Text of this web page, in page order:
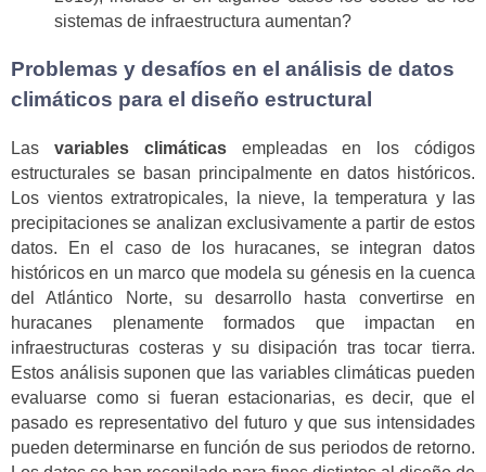
sistemas de infraestructura aumentan?
Problemas y desafíos en el análisis de datos
climáticos para el diseño estructural
Las variables climáticasempleadas en los códigos
estructurales se basan principalmente en datos históricos.
Los vientos extratropicales, la nieve, la temperatura y las
precipitaciones se analizan exclusivamente a partir de estos
datos. En el caso de los huracanes, se integran datos
históricos en un marco que modela su génesis en la cuenca
del Atlántico Norte, su desarrollo hasta convertirse en
huracanes plenamente formados que impactan en
infraestructuras costeras y su disipación tras tocar tierra.
Estos análisis suponen que las variables climáticas pueden
evaluarse como si fueran estacionarias, es decir, que el
pasado es representativo del futuro y que sus intensidades
pueden determinarse en función de sus periodos de retorno.